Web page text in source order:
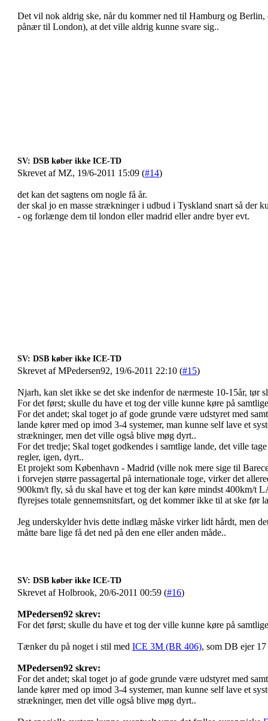
Det vil nok aldrig ske, når du kommer ned til Hamburg og
pånær til London), at det ville aldrig kunne svare sig..
SV: DSB køber ikke ICE-TD
Skrevet af MZ, 19/6-2011 15:09 (#14)
det kan det sagtens om nogle få år.
der skal jo en masse strækninger i udbud i Tyskland snart så der
- og forlænge dem til london eller madrid eller andre byer evt.
SV: DSB køber ikke ICE-TD
Skrevet af MPedersen92, 19/6-2011 22:10 (#15)
Njarh, kan slet ikke se det ske indenfor de nærmeste 10-15år, tør
For det først; skulle du have et tog der ville kunne køre på
For det andet; skal toget jo af gode grunde være udstyret med
lande kører med op imod 3-4 systemer, man kunne self lave et
strækninger, men det ville også blive møg dyrt..
For det tredje; Skal toget godkendes i samtlige lande, det ville
regler, igen, dyrt..
Et projekt som København - Madrid (ville nok mere sige til
i forvejen større passagertal på internationale toge, virker det
900km/t fly, så du skal have et tog der kan køre mindst 400km/t
flyrejses totale gennemsnitsfart, og det kommer ikke til at ske før
Jeg underskylder hvis dette indlæg måske virker lidt hårdt, men
måtte bare lige få det ned på den ene eller anden måde..
SV: DSB køber ikke ICE-TD
Skrevet af Holbrook, 20/6-2011 00:59 (#16)
MPedersen92 skrev:
For det først; skulle du have et tog der ville kunne køre på
Tænker du på noget i stil med ICE 3M (BR 406), som DB ejer
MPedersen92 skrev:
For det andet; skal toget jo af gode grunde være udstyret med
lande kører med op imod 3-4 systemer, man kunne self lave et
strækninger, men det ville også blive møg dyrt..